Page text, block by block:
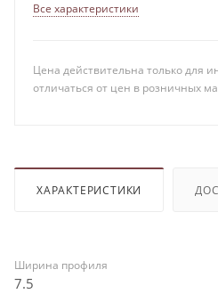
Все характеристики
Цена действительна только для
отличаться от цен в розничных
ХАРАКТЕРИСТИКИ
Ширина профиля
7.5